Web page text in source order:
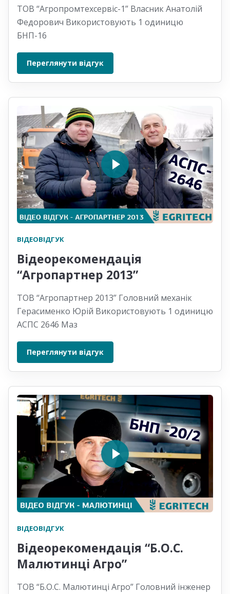
ТОВ “Агропромтехсервіс-1” Власник Анатолій
Федорович Використовують 1 одиницю
БНП-16
Переглянути відгук
ВІДЕОВІДГУК
Відеорекомендація
“Агропартнер 2013”
ТОВ “Агропартнер 2013” Головний механік
Герасименко Юрій Використовують 1 одиницю
АСПС 2646 Маз
Переглянути відгук
ВІДЕОВІДГУК
Відеорекомендація “Б.О.С.
Малютинці Агро”
ТОВ “Б.О.С. Малютинці Агро” Головний інженер